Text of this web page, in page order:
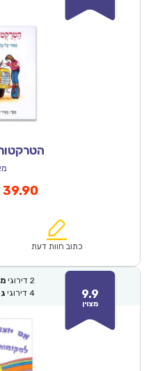
₪57.00.
39.90המחיר
הוא:
כתוב חוות דעת
9.9
מצוין
2 דירוגי
4 דירוגי